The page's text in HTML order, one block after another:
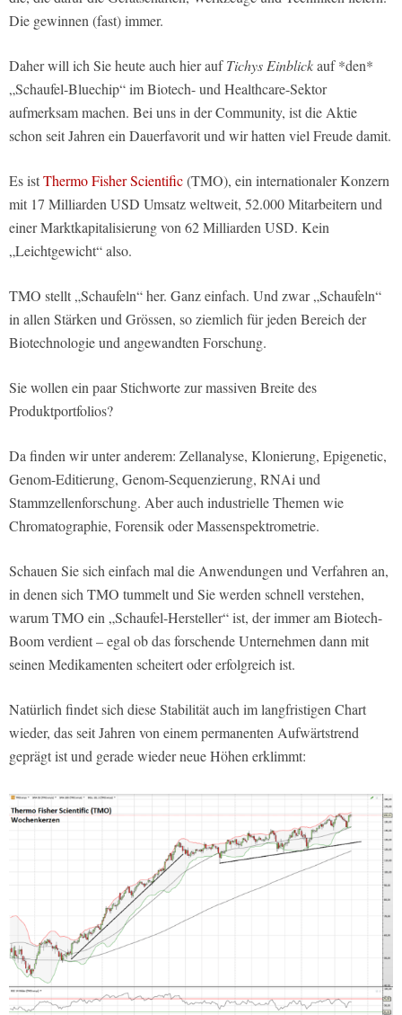
Die gewinnen (fast) immer.
Daher will ich Sie heute auch hier aufTichys Einblickauf *den*
„Schaufel-Bluechip“ im Biotech- und Healthcare-Sektor
aufmerksam machen. Bei uns in der Community, ist die Aktie
schon seit Jahren ein Dauerfavorit und wir hatten viel Freude damit.
Es istThermo Fisher Scientific(TMO), ein internationaler Konzern
mit 17 Milliarden USD Umsatz weltweit, 52.000 Mitarbeitern und
einer Marktkapitalisierung von 62 Milliarden USD. Kein
„Leichtgewicht“ also.
TMO stellt „Schaufeln“ her. Ganz einfach. Und zwar „Schaufeln“
in allen Stärken und Grössen, so ziemlich für jeden Bereich der
Biotechnologie und angewandten Forschung.
Sie wollen ein paar Stichworte zur massiven Breite des
Produktportfolios?
Da finden wir unter anderem: Zellanalyse, Klonierung, Epigenetic,
Genom-Editierung, Genom-Sequenzierung, RNAi und
Stammzellenforschung. Aber auch industrielle Themen wie
Chromatographie, Forensik oder Massenspektrometrie.
Schauen Sie sich einfach mal die Anwendungen und Verfahren an,
in denen sich TMO tummelt und Sie werden schnell verstehen,
warum TMO ein „Schaufel-Hersteller“ ist, der immer am Biotech-
Boom verdient – egal ob das forschende Unternehmen dann mit
seinen Medikamenten scheitert oder erfolgreich ist.
Natürlich findet sich diese Stabilität auch im langfristigen Chart
wieder, das seit Jahren von einem permanenten Aufwärtstrend
geprägt ist und gerade wieder neue Höhen erklimmt: